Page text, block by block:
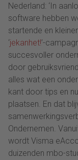
Nederland: ‘In
software hebben
startende en
‘jekanhet!’-
succesvoller
door
alles wat een
kant door tips en
plaatsen. En dat
Ondernemen.
wordt Visma
duizenden mbo-